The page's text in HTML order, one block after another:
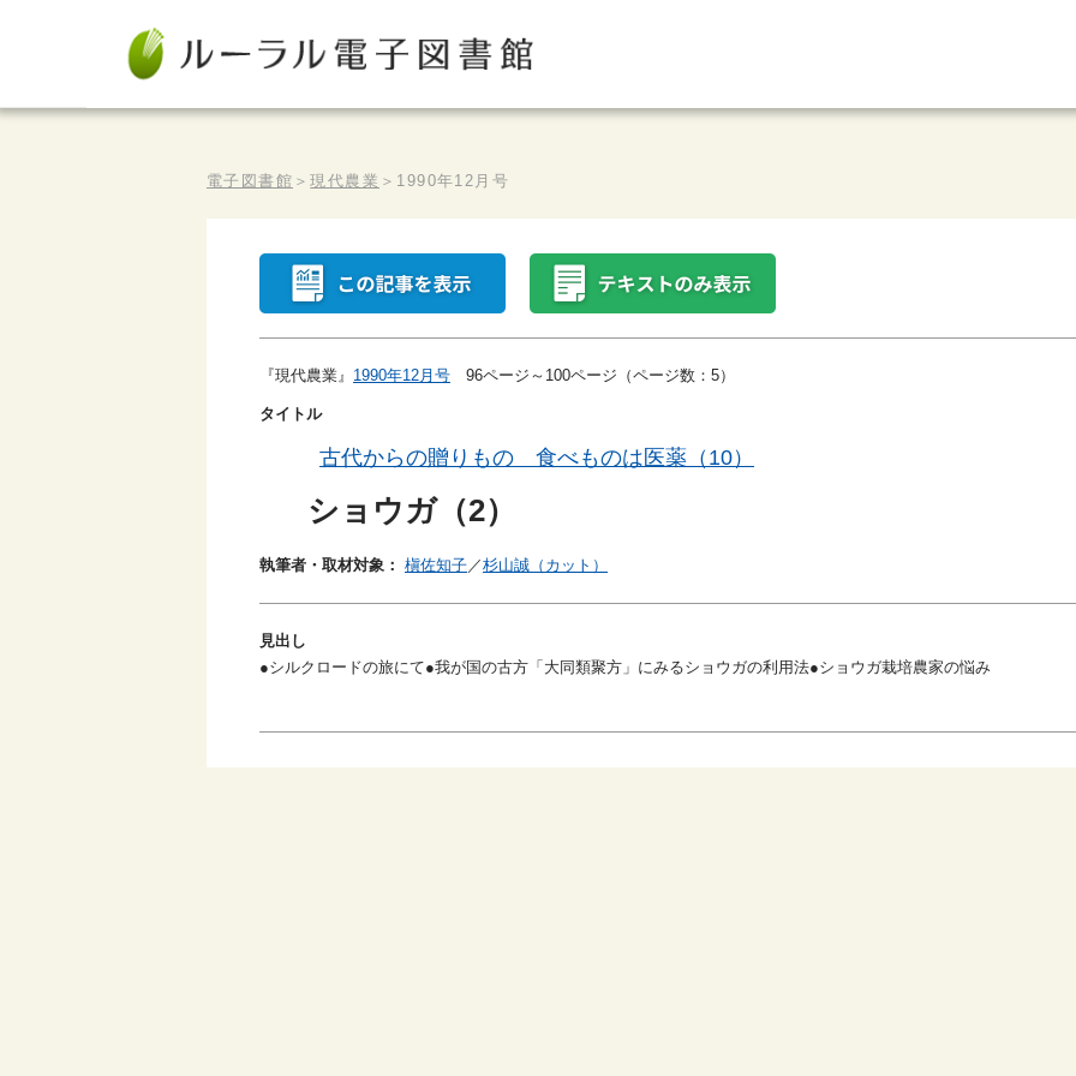
電子図書館 ＞現代農業 ＞ 1990年12月号
『現代農業』 1990年12月号 96ページ～100ページ（ページ数：5）
タイトル
古代からの贈りもの 食べものは医薬（10）
ショウガ（2）
執筆者・取材対象： 槇佐知子／杉山誠（カット）
見出し
●シルクロードの旅にて●我が国の古方「大同類聚方」にみるショウガの利用法●ショウガ栽培農家の悩み